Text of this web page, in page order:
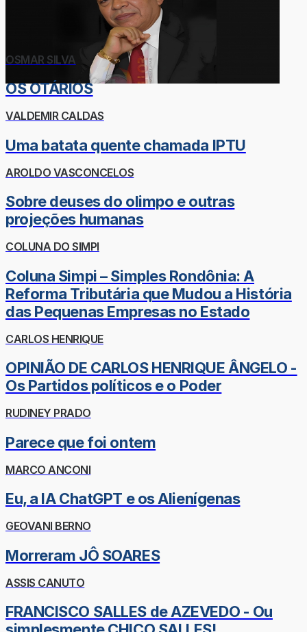
OSMAR SILVA
OS OTÁRIOS
VALDEMIR CALDAS
Uma batata quente chamada IPTU
AROLDO VASCONCELOS
Sobre deuses do olimpo e outras
projeções humanas
COLUNA DO SIMPI
Coluna Simpi – Simples Rondônia: A
Reforma Tributária que Mudou a História
das Pequenas Empresas no Estado
CARLOS HENRIQUE
OPINIÃO DE CARLOS HENRIQUE ÂNGELO -
Os Partidos políticos e o Poder
RUDINEY PRADO
Parece que foi ontem
MARCO ANCONI
Eu, a IA ChatGPT e os Alienígenas
GEOVANI BERNO
Morreram JÔ SOARES
ASSIS CANUTO
FRANCISCO SALLES de AZEVEDO - Ou